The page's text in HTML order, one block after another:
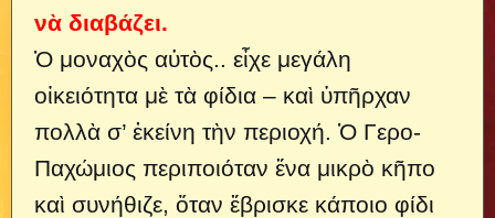
νὰ διαβάζει.
Ὁ μοναχὸς αὐτὸς.. εἶχε μεγάλη
οἰκειότητα μὲ τὰ φίδια – καὶ ὑπῆρχαν
πολλὰ σ’ ἐκείνη τὴν περιοχή. Ὁ Γερο-
Παχώμιος περιποιόταν ἕνα μικρὸ κῆπο
καὶ συνήθιζε, ὅταν ἔβρισκε κάποιο φίδι